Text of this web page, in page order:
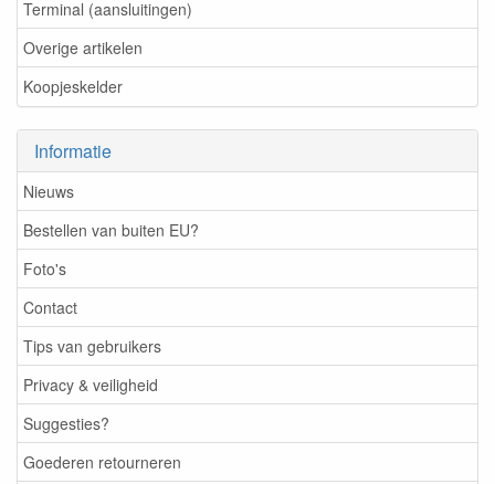
Terminal (aansluitingen)
Overige artikelen
Koopjeskelder
Informatie
Nieuws
Bestellen van buiten EU?
Foto's
Contact
Tips van gebruikers
Privacy & veiligheid
Suggesties?
Goederen retourneren